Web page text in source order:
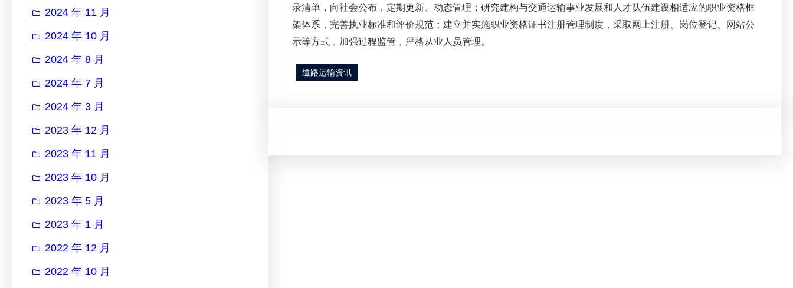
2024 年 11 月
2024 年 10 月
2024 年 8 月
2024 年 7 月
2024 年 3 月
2023 年 12 月
2023 年 11 月
2023 年 10 月
2023 年 5 月
2023 年 1 月
2022 年 12 月
2022 年 10 月
录清单，向社会公布，定期更新、动态管理；研究建构与交通运输事业发展和人才队伍建设相适应的职业资格框
架体系，完善执业标准和评价规范；建立并实施职业资格证书注册管理制度，采取网上注册、岗位登记、网站公
示等方式，加强过程监管，严格从业人员管理。
道路运输资讯